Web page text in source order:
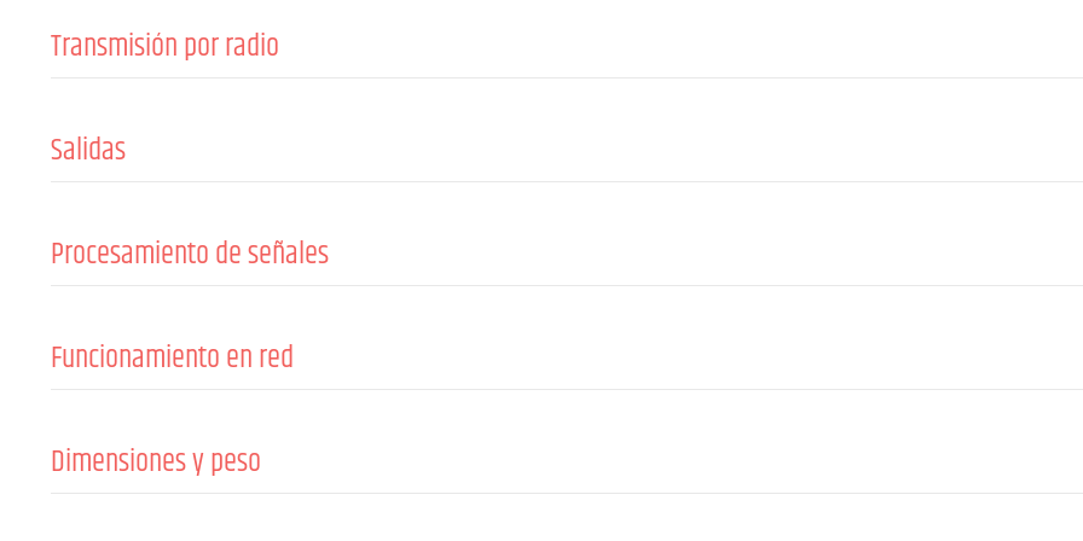
Transmisión por radio
Canales
Salidas
Procesamiento de señales
Funcionamiento en red
Tipo de alimentación
Dimensiones y peso